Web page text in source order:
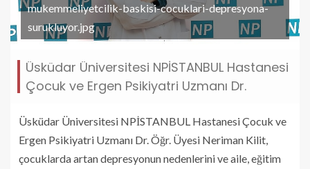
mukemmeliyetcilik-baskisi-cocuklari-depresyona-
surukluyor.jpg
Üsküdar Üniversitesi NPİSTANBUL Hastanesi
Çocuk ve Ergen Psikiyatri Uzmanı Dr.
Üsküdar Üniversitesi NPİSTANBUL Hastanesi Çocuk ve
Ergen Psikiyatri Uzmanı Dr. Öğr. Üyesi Neriman Kilit,
çocuklarda artan depresyonun nedenlerini ve aile, eğitim